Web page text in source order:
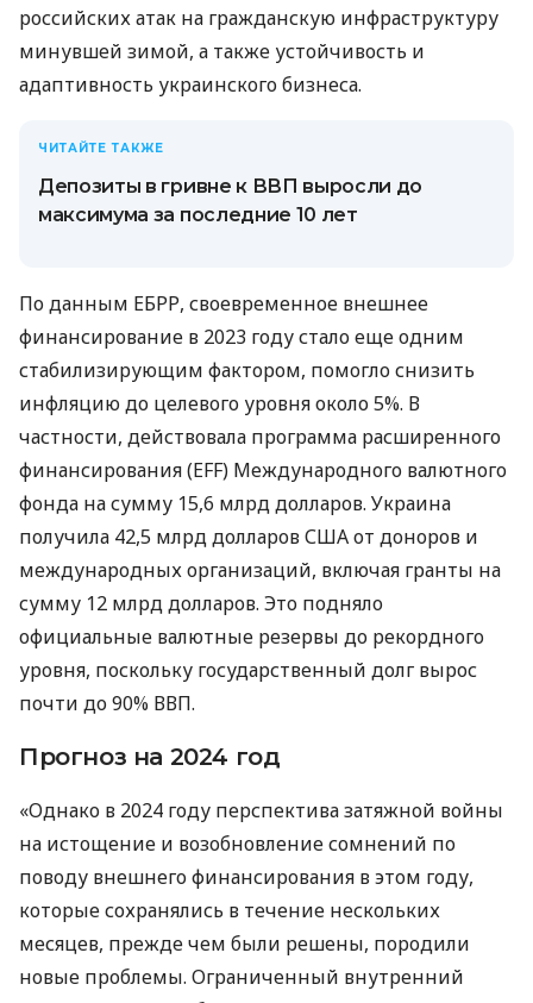
российских атак на гражданскую инфраструктуру
минувшей зимой, а также устойчивость и
адаптивность украинского бизнеса.
ЧИТАЙТЕ ТАКЖЕ
Депозиты в гривне к ВВП выросли до
максимума за последние 10 лет
По данным ЕБРР, своевременное внешнее
финансирование в 2023 году стало еще одним
стабилизирующим фактором, помогло снизить
инфляцию до целевого уровня около 5%. В
частности, действовала программа расширенного
финансирования (EFF) Международного валютного
фонда на сумму 15,6 млрд долларов. Украина
получила 42,5 млрд долларов США от доноров и
международных организаций, включая гранты на
сумму 12 млрд долларов. Это подняло
официальные валютные резервы до рекордного
уровня, поскольку государственный долг вырос
почти до 90% ВВП.
Прогноз на 2024 год
«Однако в 2024 году перспектива затяжной войны
на истощение и возобновление сомнений по
поводу внешнего финансирования в этом году,
которые сохранялись в течение нескольких
месяцев, прежде чем были решены, породили
новые проблемы. Ограниченный внутренний